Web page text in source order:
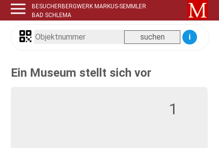
BESUCHERBERGWERK MARKUS-SEMMLER
BAD SCHLEMA
i
Ein Museum stellt sich vor
1